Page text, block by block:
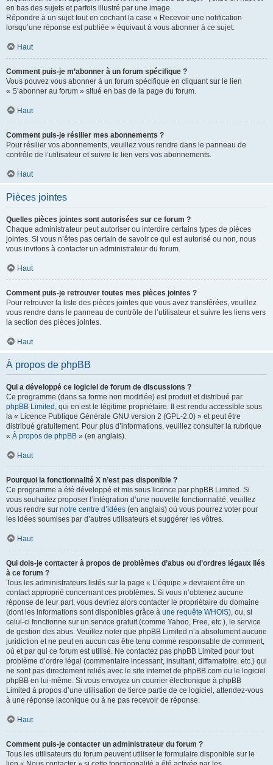
en bas des sujets et parfois illustré par une image.
Répondre à un sujet tout en cochant la case « Recevoir une notification
lorsqu’une réponse est publiée » équivaut à vous abonner à ce sujet.
Haut
Comment puis-je m’abonner à un forum spécifique ?
Vous pouvez vous abonner à un forum spécifique en cliquant sur le lien
« S’abonner au forum » situé en bas de la page du forum.
Haut
Comment puis-je résilier mes abonnements ?
Pour résilier vos abonnements, veuillez vous rendre dans le panneau de
contrôle de l’utilisateur et suivre le lien vers vos abonnements.
Haut
Pièces jointes
Quelles pièces jointes sont autorisées sur ce forum ?
Chaque administrateur peut autoriser ou interdire certains types de pièces
jointes. Si vous n’êtes pas certain de savoir ce qui est autorisé ou non, nous
vous invitons à contacter un administrateur du forum.
Haut
Comment puis-je retrouver toutes mes pièces jointes ?
Pour retrouver la liste des pièces jointes que vous avez transférées, veuillez
vous rendre dans le panneau de contrôle de l’utilisateur et suivre les liens vers
la section des pièces jointes.
Haut
À propos de phpBB
Qui a développé ce logiciel de forum de discussions ?
Ce programme (dans sa forme non modifiée) est produit et distribué par
phpBB Limited , qui en est le légitime propriétaire. Il est rendu accessible sous
la « Licence Publique Générale GNU version 2 (GPL-2.0) » et peut être
distribué gratuitement. Pour plus d’informations, veuillez consulter la rubrique
« À propos de phpBB » (en anglais).
Haut
Pourquoi la fonctionnalité X n’est pas disponible ?
Ce programme a été développé et mis sous licence par phpBB Limited. Si
vous souhaitez proposer l’intégration d’une nouvelle fonctionnalité, veuillez
vous rendre sur notre centre d’idées (en anglais) où vous pourrez voter pour
les idées soumises par d’autres utilisateurs et suggérer les vôtres.
Haut
Qui dois-je contacter à propos de problèmes d’abus ou d’ordres légaux liés
à ce forum ?
Tous les administrateurs listés sur la page « L’équipe » devraient être un
contact approprié concernant ces problèmes. Si vous n’obtenez aucune
réponse de leur part, vous devriez alors contacter le propriétaire du domaine
(dont les informations sont disponibles grâce à une requête WHOIS), ou, si
celui-ci fonctionne sur un service gratuit (comme Yahoo, Free, etc.), le service
de gestion des abus. Veuillez noter que phpBB Limited n’a absolument aucune
juridiction et ne peut en aucun cas être tenu comme responsable de comment,
où et par qui ce forum est utilisé. Ne contactez pas phpBB Limited pour tout
problème d’ordre légal (commentaire incessant, insultant, diffamatoire, etc.) qui
ne sont pas directement reliés avec le site internet de phpBB.com ou le logiciel
phpBB en lui-même. Si vous envoyez un courrier électronique à phpBB
Limited à propos d’une utilisation de tierce partie de ce logiciel, attendez-vous
à une réponse laconique ou à ne pas recevoir de réponse.
Haut
Comment puis-je contacter un administrateur du forum ?
Tous les utilisateurs du forum peuvent utiliser le formulaire disponible sur le